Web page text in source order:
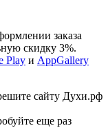
заказа
скидку 3%.
Play и AppGallery
сайту Духи.рф
еще раз